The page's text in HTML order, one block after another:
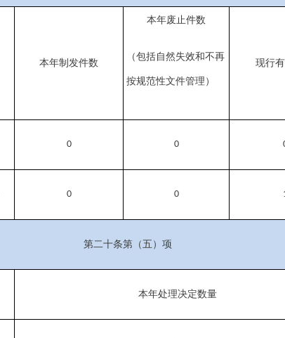
本年制发件数
本年废止件数
（包括自然失效和不再
按规范性文件管理）
现行
0 0
0 0
第二十条第（五）项
本年处理决定数量